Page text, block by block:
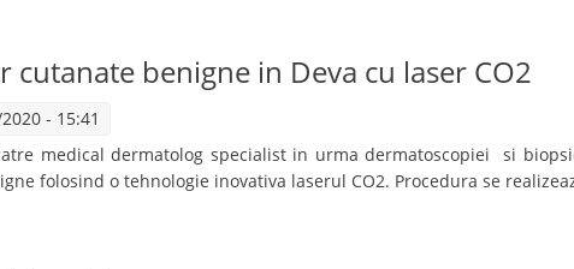
benigne in Deva cu laser CO2
- 15:41
medical dermatolog specialist in urma dermatoscopiei si
folosind o tehnologie inovativa laserul CO2. Procedura se